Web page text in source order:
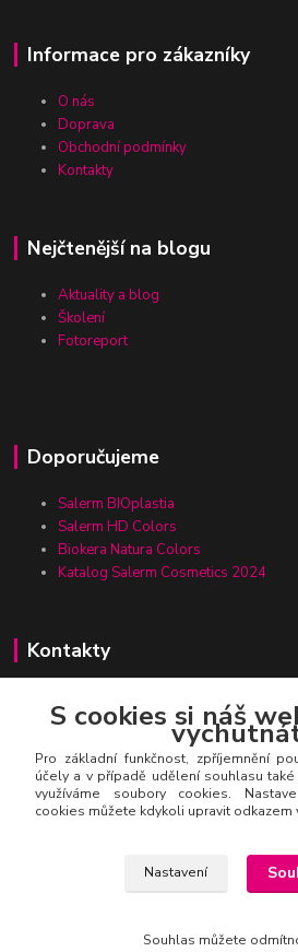
Informace pro zákazníky
O nás
Doprava
Obchodní podmínky
Kontakty
Nejčtenější na blogu
Aktuality a blog
Školení
Fotoreport
Doporučujeme
Salerm BIOplastia
Salerm HD Colors
Biokera Natura Colors
Katalog Salerm Cosmetics 2024
Kontakty
Zákaznická linka Salerm.cz
+420 777 271 199
salerm@salerm.cz
S cookies si náš
Pro základní funkčnost, zpříjemnění
účely a v případě udělení souhlasu
využíváme soubory cookies.
cookies můžete kdykoli upravit odkazem
Nastavení
Souhlas můžete